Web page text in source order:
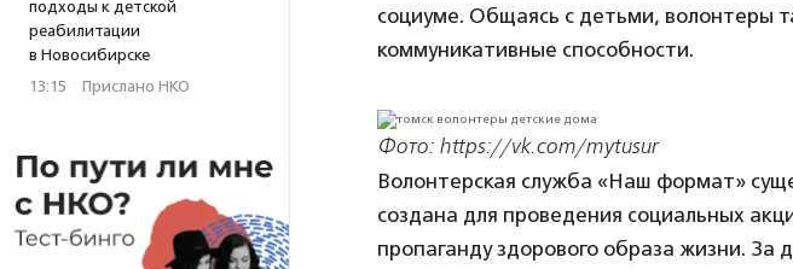
подходы к детской
реабилитации
в Новосибирске
13:15 · Прислано НКО
социуме. Общаясь с детьми, волонтеры
коммуникативные способности.
Фото: https://vk.com/mytusur
Волонтерская служба «Наш формат»
создана для проведения социальных
пропаганду здорового образа жизни. За